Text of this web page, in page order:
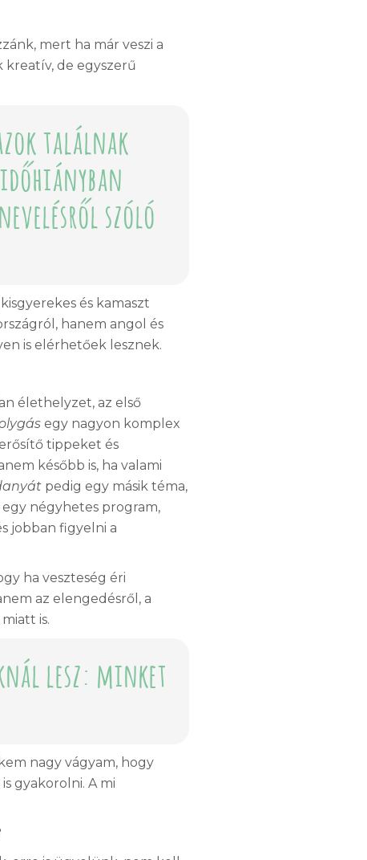
mert ha már veszi a
kreatív, de egyszerű
találnak
szóló
és kamaszt
hanem angol és
is elérhetőek lesznek.
élethelyzet, az első
egy nagyon komplex
tippeket és
később is, ha valami
pedig egy másik téma,
négyhetes program,
jobban figyelni a
ha veszteség éri
az elengedésről, a
is.
lesz: minket
nagy vágyam, hogy
gyakorolni. A mi